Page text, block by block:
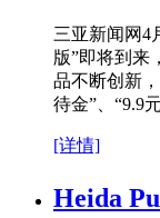
三亚新闻网4
版”即将到来
品不断创新
待金”、“9.9
[详情]
Heida